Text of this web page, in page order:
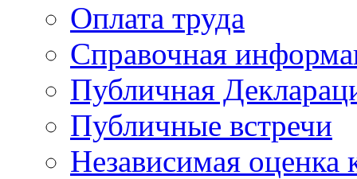
Оплата труда
Справочная
Публичная
Публичные встречи
Независимая оценка